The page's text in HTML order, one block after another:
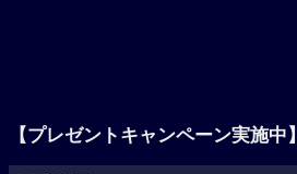
【プレゼントキャンペーン実施中】